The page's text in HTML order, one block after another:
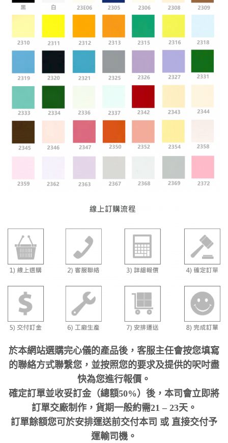
於本網站選購完心儀的產品後，客服主任會按您填寫
的聯絡方式聯繫您，並按照您的要求及提供的呎吋盡
快為您進行報價。
確定訂單並收妥訂金（總額50%）後，本司會立即將
訂單交廠制作，貨期一般約需21 – 23天。
訂單餘額您可於安排運送前交付本司 或 直接交付予
運輸司機。